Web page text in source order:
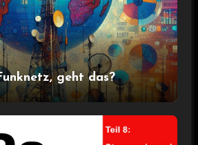
geht das?